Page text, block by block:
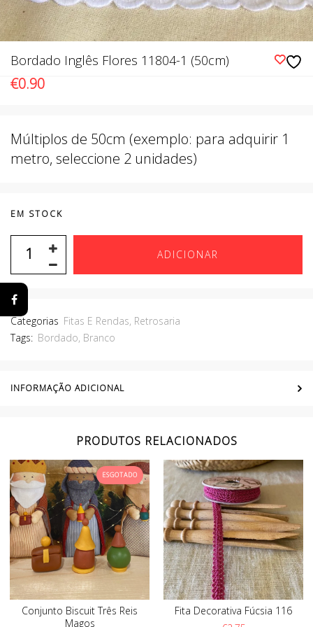
Bordado Inglês Flores 11804-1 (50cm)
€0.90
Múltiplos de 50cm (exemplo: para adquirir 1
metro, seleccione 2 unidades)
EM STOCK
ADICIONAR
Categorias Fitas E Rendas, Retrosaria
Tags: Bordado, Branco
INFORMAÇÃO ADICIONAL
PRODUTOS RELACIONADOS
ESGOTADO
Conjunto Biscuit Três Reis
Magos
Fita Decorativa Fúcsia 116